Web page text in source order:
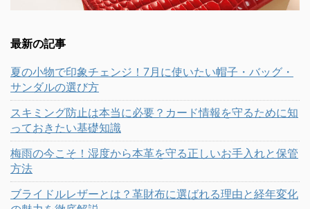
最新の記事
夏の小物で印象チェンジ！7月に使いたい帽子・バッグ・
サンダルの選び方
スキミング防止は本当に必要？カード情報を守るために知
っておきたい基礎知識
梅雨の今こそ！湿度から本革を守る正しいお手入れと保管
方法
ブライドルレザーとは？革財布に選ばれる理由と経年変化